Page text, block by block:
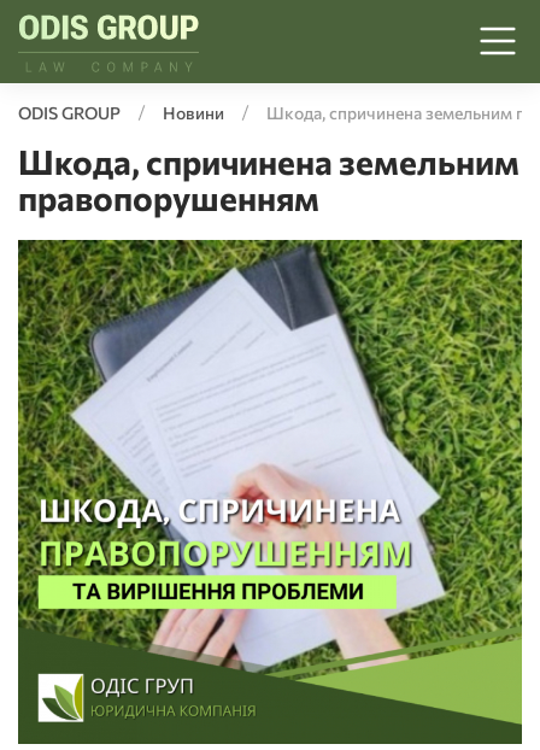
ODIS GROUP Новини Шкода, спричинена земельним
Шкода, спричинена земельним
правопорушенням